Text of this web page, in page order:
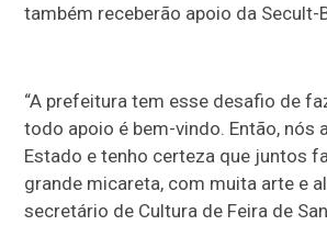
também receberão apoio da Secult-
“A prefeitura tem esse desafio de
todo apoio é bem-vindo. Então, nós
Estado e tenho certeza que juntos
grande micareta, com muita arte e
secretário de Cultura de Feira de